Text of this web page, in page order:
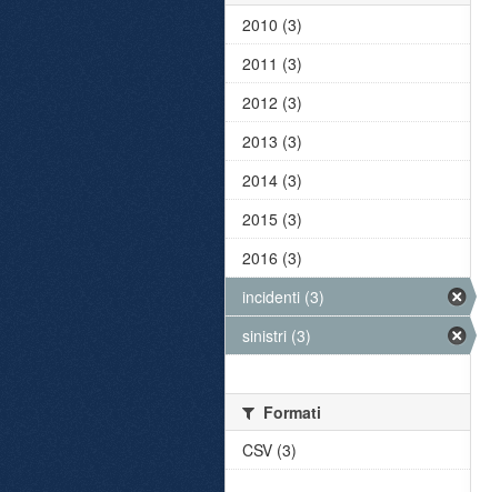
2010 (3)
2011 (3)
2012 (3)
2013 (3)
2014 (3)
2015 (3)
2016 (3)
incidenti (3)
sinistri (3)
Formati
CSV (3)